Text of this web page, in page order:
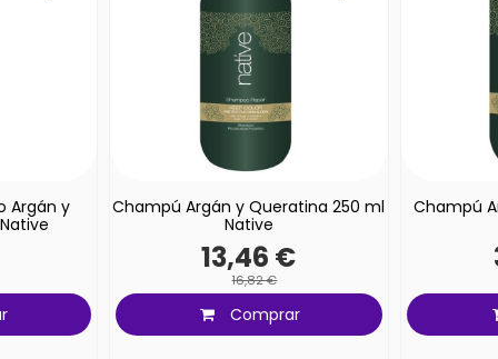
Argán y
Champú Argán y Queratina 250 ml
Native
13,46 €
16,82 €
Comprar
Champú